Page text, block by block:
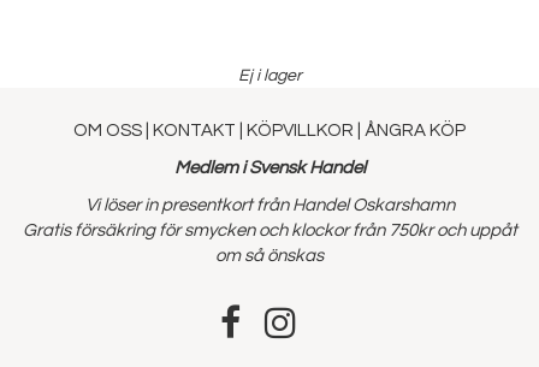
Ej i lager
OM OSS KONTAKT KÖPVILLKOR ÅNGRA KÖP
Medlem i Svensk Handel
Vi löser in presentkort från Handel Oskarshamn
Gratis försäkring för smycken och klockor från 750kr och uppåt
om så önskas